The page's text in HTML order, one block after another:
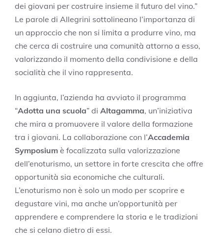
dei giovani per costruire insieme il futuro del vino.”
Le parole di Allegrini sottolineano l’importanza di
un approccio che non si limita a produrre vino, ma
che cerca di costruire una comunità attorno a esso,
valorizzando il momento della condivisione e della
socialità che il vino rappresenta.
In aggiunta, l’azienda ha avviato il programma
“Adotta una scuola” di Altagamma, un’iniziativa
che mira a promuovere il valore della formazione
tra i giovani. La collaborazione con l’Accademia
Symposium è focalizzata sulla valorizzazione
dell’enoturismo, un settore in forte crescita che offre
opportunità sia economiche che culturali.
L’enoturismo non è solo un modo per scoprire e
degustare vini, ma anche un’opportunità per
apprendere e comprendere la storia e le tradizioni
che si celano dietro di essi.